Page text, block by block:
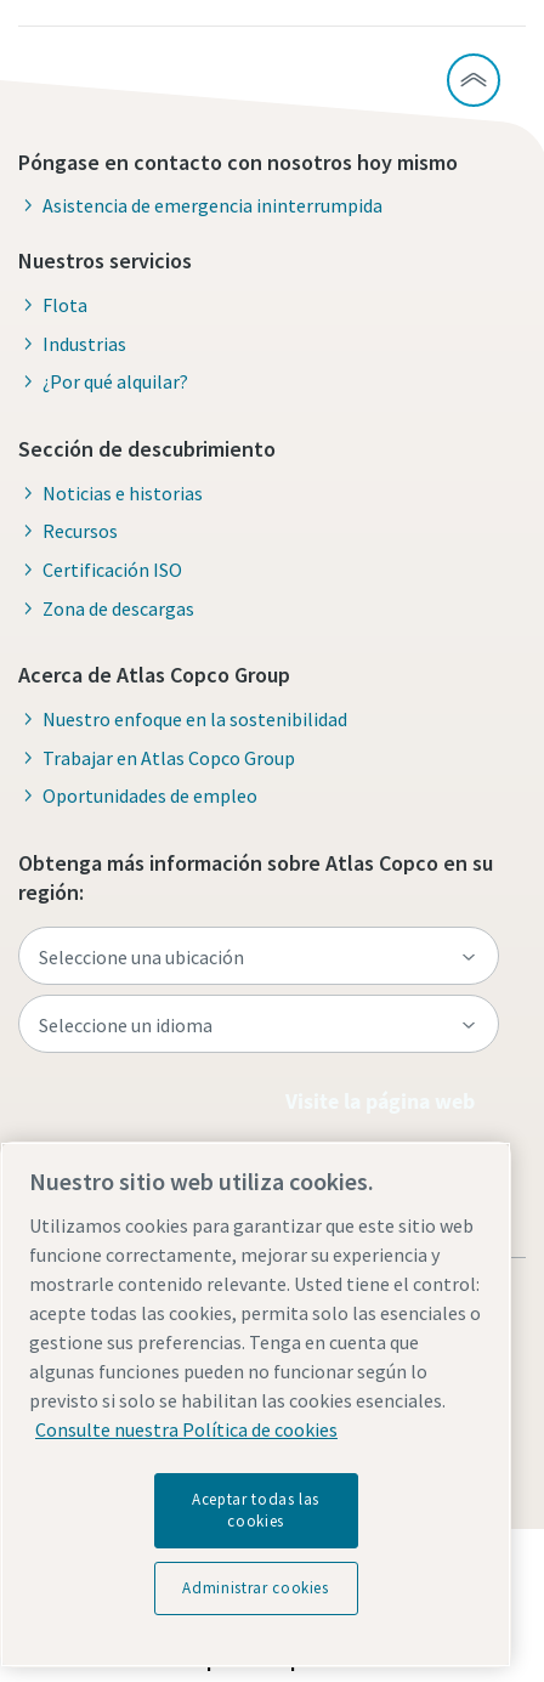
Póngase en contacto con nosotros hoy mismo
Asistencia de emergencia ininterrumpida
Nuestros servicios
Flota
Industrias
¿Por qué alquilar?
Sección de descubrimiento
Noticias e historias
Recursos
Certificación ISO
Zona de descargas
Acerca de Atlas Copco Group
Nuestro enfoque en la sostenibilidad
Trabajar en Atlas Copco Group
Oportunidades de empleo
Obtenga más información sobre Atlas Copco en su
región:
Aviso legal y aviso de privacidadAdministrar cookies
Accesibilidad
Mapa del sitio
© 2026 Atlas Copco AB
Descubre cómo Atlas Copco Group impulsa la
tecnología que transforma el futuro.
Visita la web de Atlas Copco Group
Nuestro sitio web utiliza cookies.
Utilizamos cookies para garantizar que este sitio web
funcione correctamente, mejorar su experiencia y
mostrarle contenido relevante. Usted tiene el control:
acepte todas las cookies, permita solo las esenciales o
gestione sus preferencias. Tenga en cuenta que
algunas funciones pueden no funcionar según lo
previsto si solo se habilitan las cookies esenciales.
Consulte nuestra Política de cookies
Aceptar todas las
cookies
Administrar cookies